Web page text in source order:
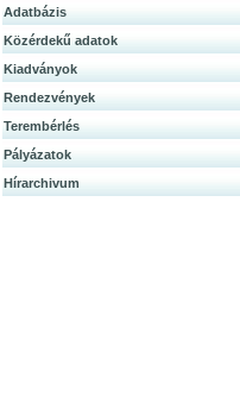
Adatbázis
Közérdek­ű adatok
Kiadványok
Rendezvények
Terembérlés
Pályázatok
Hírarchivum